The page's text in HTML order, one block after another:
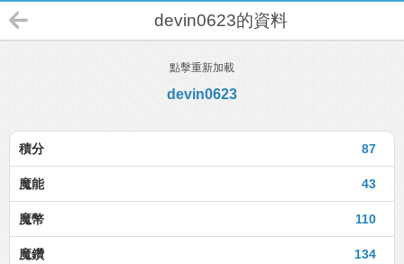
devin0623的資料
點擊重新加載
devin0623
87
積分
43
魔能
110
魔幣
134
魔鑽